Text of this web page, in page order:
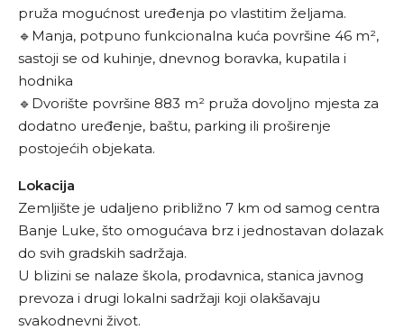
pruža mogućnost uređenja po vlastitim željama.
🔹Manja, potpuno funkcionalna kuća površine 46 m²,
sastoji se od kuhinje, dnevnog boravka, kupatila i
hodnika
🔹Dvorište površine 883 m² pruža dovoljno mjesta za
dodatno uređenje, baštu, parking ili proširenje
postojećih objekata.
Lokacija
Zemljište je udaljeno približno 7 km od samog centra
Banje Luke, što omogućava brz i jednostavan dolazak
do svih gradskih sadržaja.
U blizini se nalaze škola, prodavnica, stanica javnog
prevoza i drugi lokalni sadržaji koji olakšavaju
svakodnevni život.